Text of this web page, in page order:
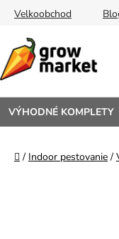
Prejsť na obsah
Velkoobchod
VÝHODNÉ KOMPLETY
Domov
/ Indoor pestovanie /